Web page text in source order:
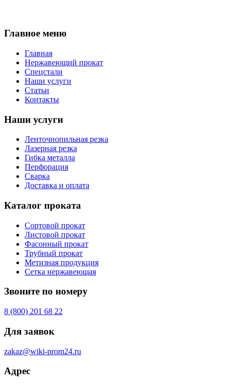
Главное меню
Главная
Нержавеющий прокат
Спецстали
Наши услуги
Статьи
Контакты
Наши услуги
Ленточнопильная резка
Лазерная резка
Гибка металла
Перфорация
Сварка
Доставка и оплата
Каталог проката
Сортовой прокат
Листовой прокат
Фасонный прокат
Трубный прокат
Метизная продукция
Сетка нержавеющая
Звоните по номеру
8 (800) 201 68 22
Для заявок
zakaz@wiki-prom24.ru
Адрес